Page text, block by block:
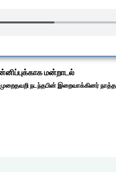
மன்றாடல்
நடந்தபின் இறைவாக்கினர்